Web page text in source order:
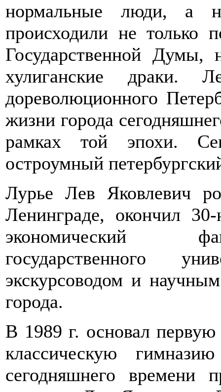
нормальные люди, а
происходили не только
Государственной Думы,
хулиганские
дореволюционного
жизни города
рамках той эпохи.
остроумный
Лурье Лев Яковлевич
Ленинграде, окончил
экономический
государственного
экскурсоводом и
города.
В 1989 г. основал
классическую
сегодняшнего времени